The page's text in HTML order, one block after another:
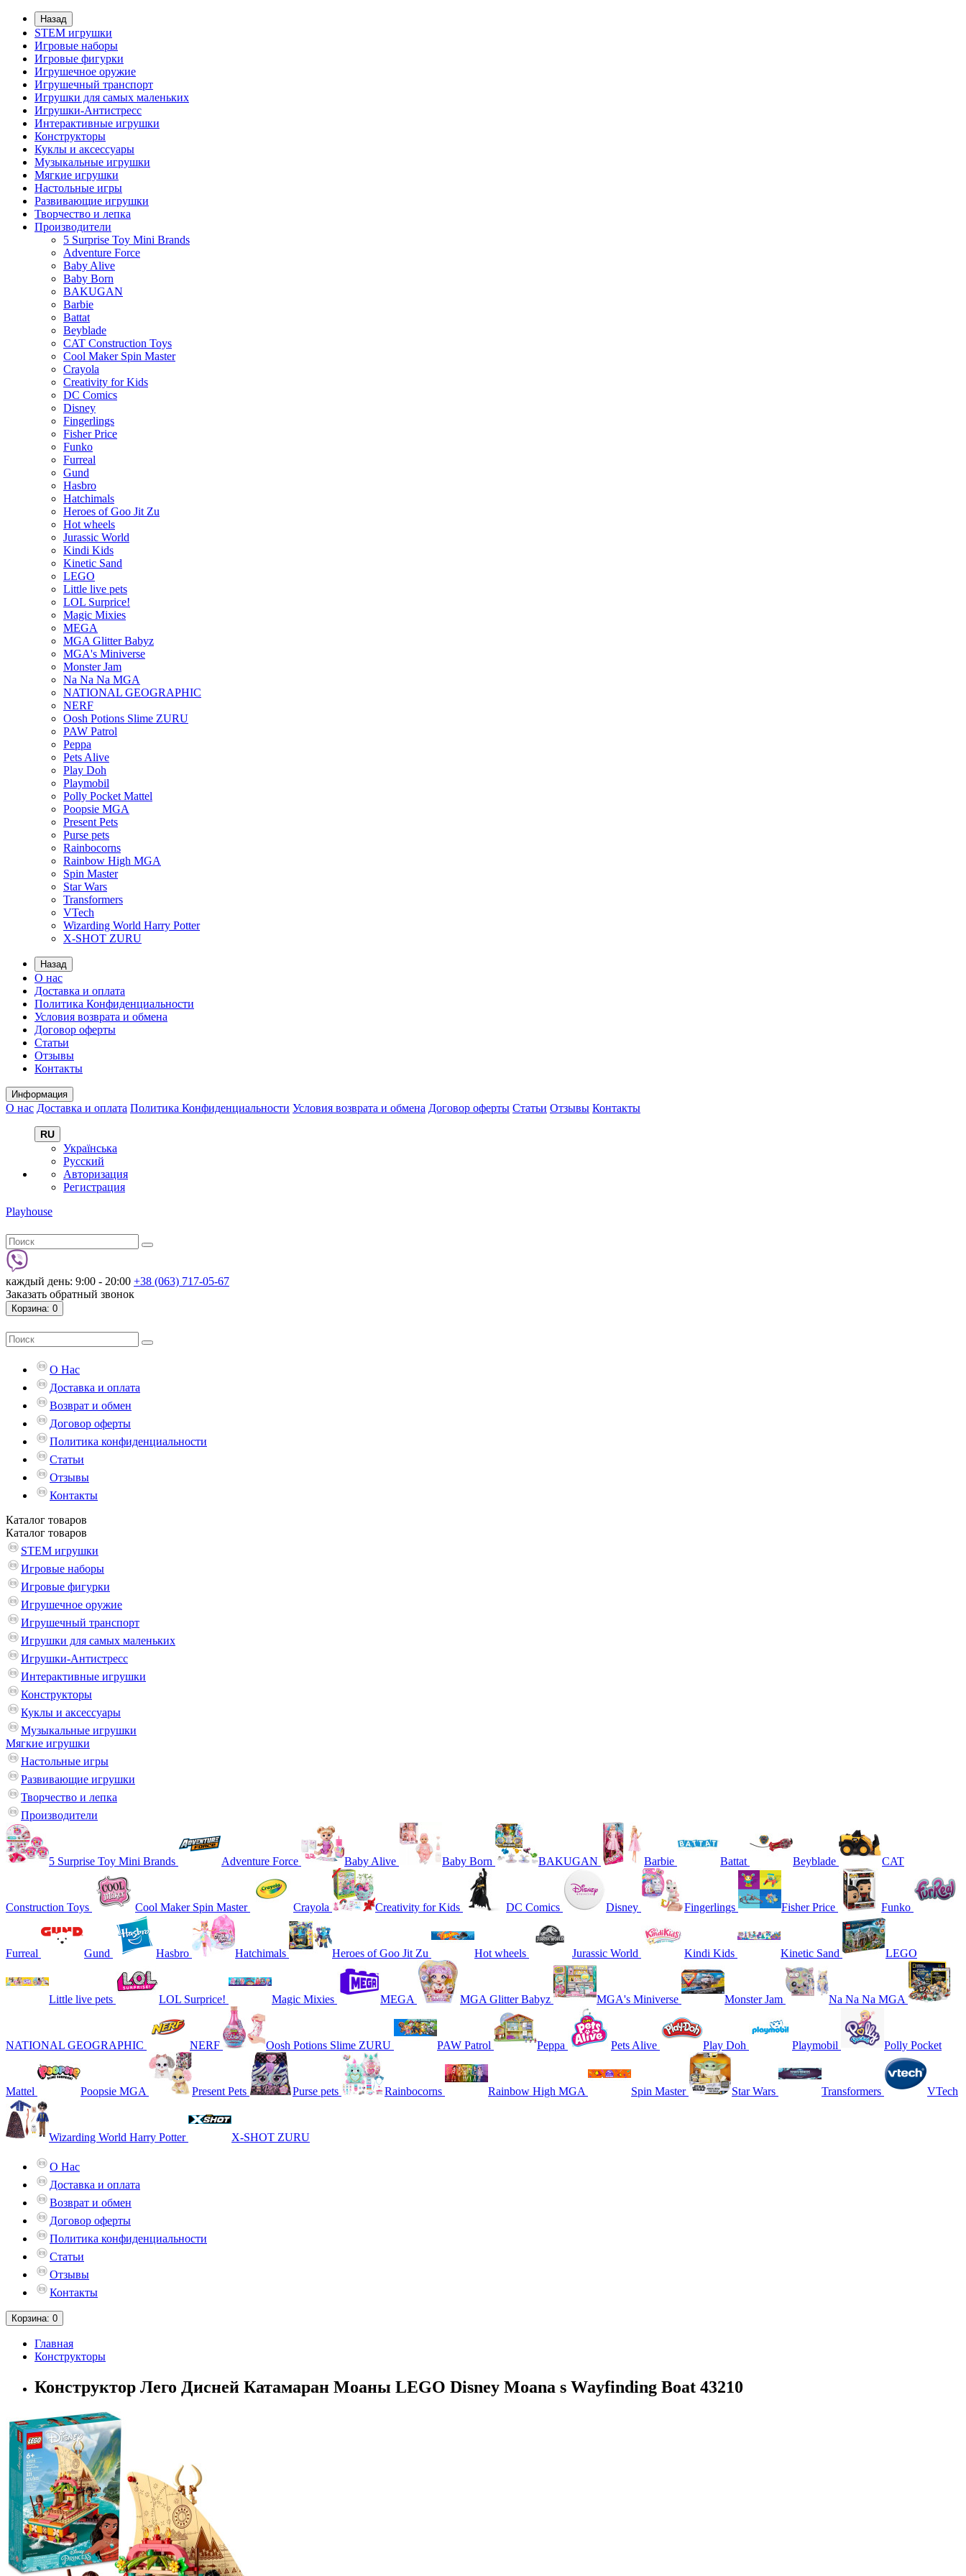
Назад
STEM игрушки
Игровые наборы
Игровые фигурки
Игрушечное оружие
Игрушечный транспорт
Игрушки для самых маленьких
Игрушки-Антистресс
Интерактивные игрушки
Конструкторы
Куклы и аксессуары
Музыкальные игрушки
Мягкие игрушки
Настольные игры
Развивающие игрушки
Творчество и лепка
Производители
5 Surprise Toy Mini Brands
Adventure Force
Baby Alive
Baby Born
BAKUGAN
Barbie
Battat
Beyblade
CAT Construction Toys
Cool Maker Spin Master
Crayola
Creativity for Kids
DC Comics
Disney
Fingerlings
Fisher Price
Funko
Furreal
Gund
Hasbro
Hatchimals
Heroes of Goo Jit Zu
Hot wheels
Jurassic World
Kindi Kids
Kinetic Sand
LEGO
Little live pets
LOL Surprice!
Magic Mixies
MEGA
MGA Glitter Babyz
MGA's Miniverse
Monster Jam
Na Na Na MGA
NATIONAL GEOGRAPHIC
NERF
Oosh Potions Slime ZURU
PAW Patrol
Peppa
Pets Alive
Play Doh
Playmobil
Polly Pocket Mattel
Poopsie MGA
Present Pets
Purse pets
Rainbocorns
Rainbow High MGA
Spin Master
Star Wars
Transformers
VTech
Wizarding World Harry Potter
X-SHOT ZURU
Назад
О нас
Доставка и оплата
Политика Конфиденциальности
Условия возврата и обмена
Договор оферты
Статьи
Отзывы
Контакты
Информация
О нас Доставка и оплата Политика Конфиденциальности Условия возврата и обмена Договор оферты Статьи Отзывы Контакты
RU
Українська
Русский
Авторизация
Регистрация
Playhouse
каждый день: 9:00 - 20:00 +38 (063) 717-05-67
Заказать обратный звонок
Корзина: 0
О Нас
Доставка и оплата
Возврат и обмен
Договор оферты
Политика конфиденциальности
Статьи
Отзывы
Контакты
Каталог товаров
Каталог товаров
STEM игрушки
Игровые наборы
Игровые фигурки
Игрушечное оружие
Игрушечный транспорт
Игрушки для самых маленьких
Игрушки-Антистресс
Интерактивные игрушки
Конструкторы
Куклы и аксессуары
Музыкальные игрушки
Мягкие игрушки
Настольные игры
Развивающие игрушки
Творчество и лепка
Производители
5 Surprise Toy Mini Brands Adventure Force Baby Alive Baby Born BAKUGAN Barbie Battat Beyblade CAT
Construction Toys Cool Maker Spin Master Crayola Creativity for Kids DC Comics Disney Fingerlings Fisher Price Funko
Furreal Gund Hasbro Hatchimals Heroes of Goo Jit Zu Hot wheels Jurassic World Kindi Kids Kinetic Sand LEGO
Little live pets LOL Surprice! Magic Mixies MEGA MGA Glitter Babyz MGA's Miniverse Monster Jam Na Na Na MGA
NATIONAL GEOGRAPHIC NERF Oosh Potions Slime ZURU PAW Patrol Peppa Pets Alive Play Doh Playmobil Polly Pocket
Mattel Poopsie MGA Present Pets Purse pets Rainbocorns Rainbow High MGA Spin Master Star Wars Transformers VTech
Wizarding World Harry Potter X-SHOT ZURU
О Нас
Доставка и оплата
Возврат и обмен
Договор оферты
Политика конфиденциальности
Статьи
Отзывы
Контакты
Корзина: 0
Главная
Конструкторы
Конструктор Лего Дисней Катамаран Моаны LEGO Disney Moana s Wayfinding Boat 43210